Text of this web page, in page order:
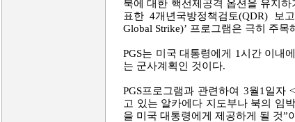
북에 대한 핵선제공격 옵션을 유지
표한 4개년국방정책검토(QDR) 보
Global Strike)’ 프로그램은 극히 주목
PGS는 미국 대통령에게 1시간 이내
는 군사계획인 것이다.
PGS프로그램과 관련하여 3월1일자
고 있는 알카에다 지도부나 북의 임
을 미국 대통령에게 제공하게 될 것”